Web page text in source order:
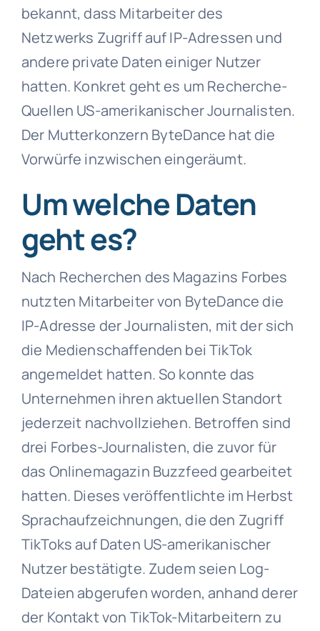
bekannt, dass Mitarbeiter des
Netzwerks Zugriff auf IP-Adressen und
andere private Daten einiger Nutzer
hatten. Konkret geht es um Recherche-
Quellen US-amerikanischer Journalisten.
Der Mutterkonzern ByteDance hat die
Vorwürfe inzwischen eingeräumt.
Um welche Daten
geht es?
Nach Recherchen des Magazins Forbes
nutzten Mitarbeiter von ByteDance die
IP-Adresse der Journalisten, mit der sich
die Medienschaffenden bei TikTok
angemeldet hatten. So konnte das
Unternehmen ihren aktuellen Standort
jederzeit nachvollziehen. Betroffen sind
drei Forbes-Journalisten, die zuvor für
das Onlinemagazin Buzzfeed gearbeitet
hatten. Dieses veröffentlichte im Herbst
Sprachaufzeichnungen, die den Zugriff
TikToks auf Daten US-amerikanischer
Nutzer bestätigte. Zudem seien Log-
Dateien abgerufen worden, anhand derer
der Kontakt von TikTok-Mitarbeitern zu